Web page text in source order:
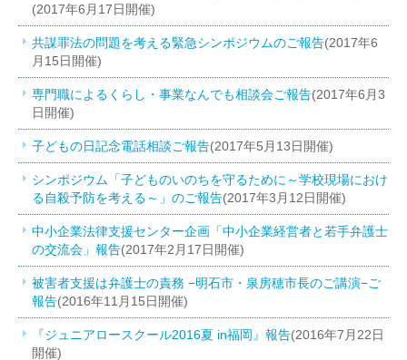
(2017年6月17日開催)
共謀罪法の問題を考える緊急シンポジウムのご報告(2017年6
月15日開催)
専門職によるくらし・事業なんでも相談会ご報告(2017年6月3
日開催)
子どもの日記念電話相談ご報告(2017年5月13日開催)
シンポジウム「子どものいのちを守るために～学校現場におけ
る自殺予防を考える～」のご報告(2017年3月12日開催)
中小企業法律支援センター企画「中小企業経営者と若手弁護士
の交流会」報告(2017年2月17日開催)
被害者支援は弁護士の責務 −明石市・泉房穂市長のご講演−ご
報告(2016年11月15日開催)
『ジュニアロースクール2016夏 in福岡』報告(2016年7月22日
開催)